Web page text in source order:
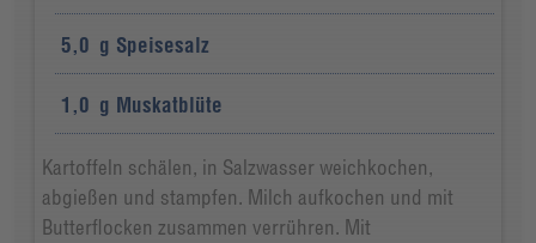
5,0 g Speisesalz
1,0 g Muskatblüte
Kartoffeln schälen, in Salzwasser weichkochen,
abgießen und stampfen. Milch aufkochen und mit
Butterflocken zusammen verrühren. Mit